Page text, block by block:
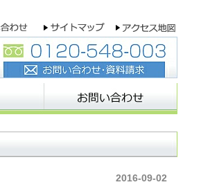
2016-09-02